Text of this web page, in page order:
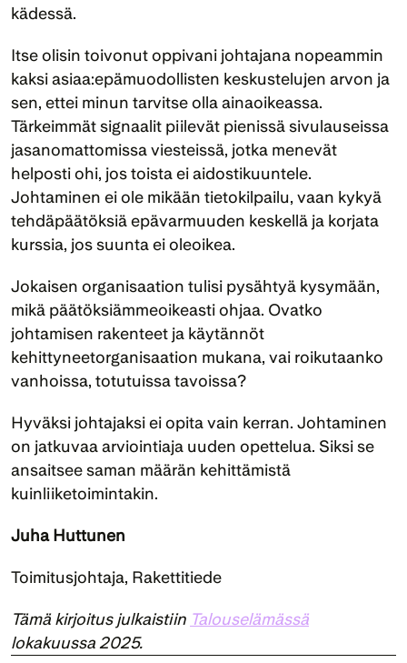
kädessä.
Itse olisin toivonut oppivani johtajana nopeammin
kaksi asiaa:epämuodollisten keskustelujen arvon ja
sen, ettei minun tarvitse olla ainaoikeassa.
Tärkeimmät signaalit piilevät pienissä sivulauseissa
jasanomattomissa viesteissä, jotka menevät
helposti ohi, jos toista ei aidostikuuntele.
Johtaminen ei ole mikään tietokilpailu, vaan kykyä
tehdäpäätöksiä epävarmuuden keskellä ja korjata
kurssia, jos suunta ei oleoikea.
Jokaisen organisaation tulisi pysähtyä kysymään,
mikä päätöksiämmeoikeasti ohjaa. Ovatko
johtamisen rakenteet ja käytännöt
kehittyneetorganisaation mukana, vai roikutaanko
vanhoissa, totutuissa tavoissa?
Hyväksi johtajaksi ei opita vain kerran. Johtaminen
on jatkuvaa arviointiaja uuden opettelua. Siksi se
ansaitsee saman määrän kehittämistä
kuinliiketoimintakin.
Juha Huttunen
Toimitusjohtaja, Rakettitiede
Tämä kirjoitus julkaistiin Talouselämässä
lokakuussa 2025.